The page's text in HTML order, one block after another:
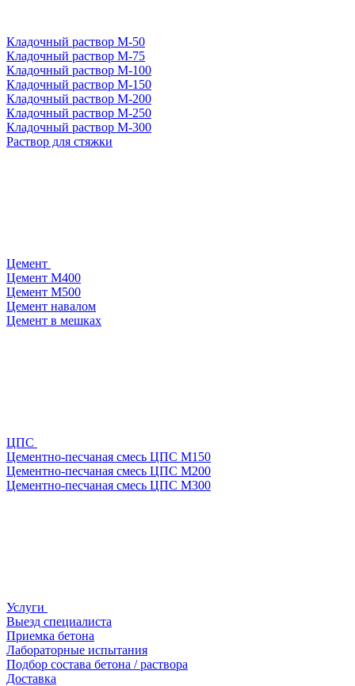
Кладочный раствор М-50
Кладочный раствор М-75
Кладочный раствор М-100
Кладочный раствор М-150
Кладочный раствор М-200
Кладочный раствор М-250
Кладочный раствор М-300
Раствор для стяжки
Цемент
Цемент М400
Цемент М500
Цемент навалом
Цемент в мешках
ЦПС
Цементно-песчаная смесь ЦПС М150
Цементно-песчаная смесь ЦПС М200
Цементно-песчаная смесь ЦПС М300
Услуги
Выезд специалиста
Приемка бетона
Лабораторные испытания
Подбор состава бетона / раствора
Доставка